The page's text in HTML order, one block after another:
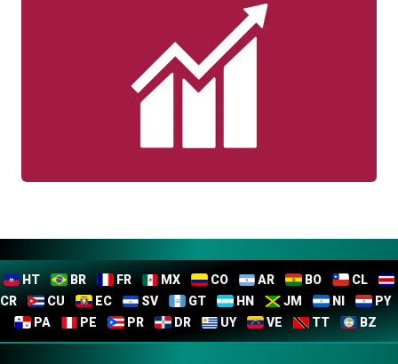
HT BR FR MX CO AR BO
CL
CR
CU EC SV GT HN JM NI
PY
PA
PE PR DR UY VE TT BZ